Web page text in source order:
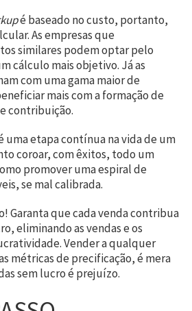
é baseado no custo, portanto,
As empresas que
similares podem optar pelo
cálculo mais objetivo. Já as
com uma gama maior de
mais com a formação de
contribuição.
uma etapa contínua na vida de um
coroar, com êxitos, todo um
promover uma espiral de
se mal calibrada.
Garanta que cada venda contribua
eliminando as vendas e os
Vender a qualquer
métricas de precificação, é mera
sem lucro é prejuízo.